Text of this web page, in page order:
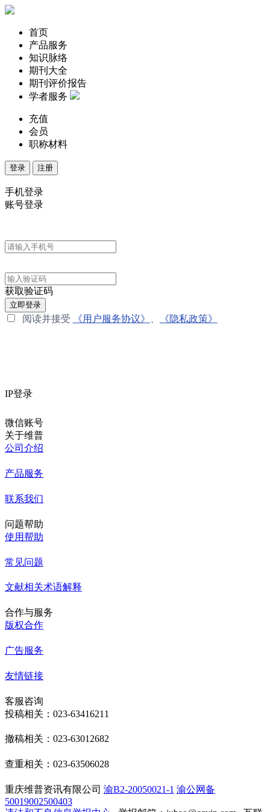
首页
产品服务
知识脉络
期刊大全
期刊评价报告
学者服务
充值
会员
职称材料
登录 注册
手机登录
账号登录
获取验证码
立即登录
阅读并接受 《用户服务协议》 《隐私政策》
IP登录
微信账号
关于维普
公司介绍
产品服务
联系我们
问题帮助
使用帮助
常见问题
文献相关术语解释
合作与服务
版权合作
广告服务
友情链接
客服咨询
投稿相关：023-63416211
撤稿相关：023-63012682
查重相关：023-63506028
重庆维普资讯有限公司 渝B2-20050021-1 渝公网备
50019002500403